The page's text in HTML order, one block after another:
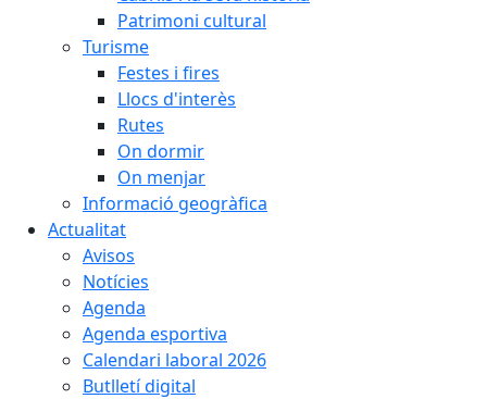
Patrimoni cultural
Turisme
Festes i fires
Llocs d'interès
Rutes
On dormir
On menjar
Informació geogràfica
Actualitat
Avisos
Notícies
Agenda
Agenda esportiva
Calendari laboral 2026
Butlletí digital